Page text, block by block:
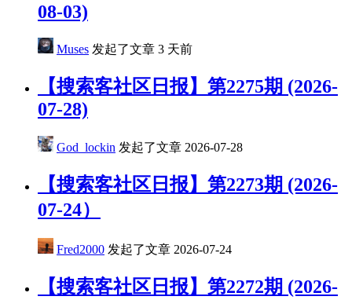
08-03)
Muses 发起了文章 3 天前
【搜索客社区日报】第2275期 (2026-
07-28)
God_lockin 发起了文章 2026-07-28
【搜索客社区日报】第2273期 (2026-
07-24）
Fred2000 发起了文章 2026-07-24
【搜索客社区日报】第2272期 (2026-